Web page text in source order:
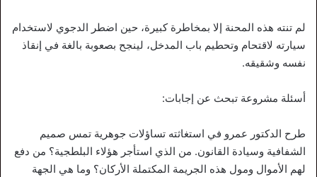
لم تنته هذه المحنة إلا بمخاطرة كبيرة، حين اضطر الدجوي لاستخدام
سيارته لاقتحام وتحطيم باب المدخل، لينجح بصعوبة بالغة في إنقاذ
نفسه وشقيقه.
أسئلة مشروعة تبحث عن إجابات:
طرح الدكتور عمرو في استغاثته تساؤلات جوهرية تمس صميم
الشفافية وسيادة القانون. من الذي استأجر هؤلاء البلطجية؟ من دفع
لهم الأموال ومول هذه الجريمة المكتملة الأركان؟ وما هي الجهة